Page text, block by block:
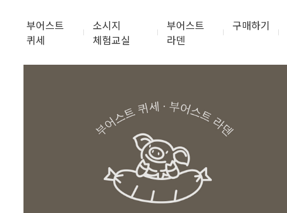
부어스트
퀴세
소시지
체험교실
부어스트
라덴
구매하기